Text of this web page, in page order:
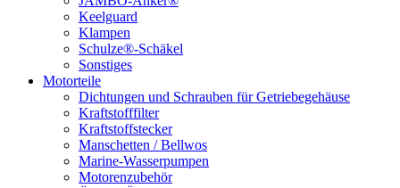
Keelguard
Klampen
Schulze®-Schäkel
Sonstiges
Motorteile
Dichtungen und Schrauben für Getriebegehäuse
Kraftstofffilter
Kraftstoffstecker
Manschetten / Bellwos
Marine-Wasserpumpen
Motorenzubehör